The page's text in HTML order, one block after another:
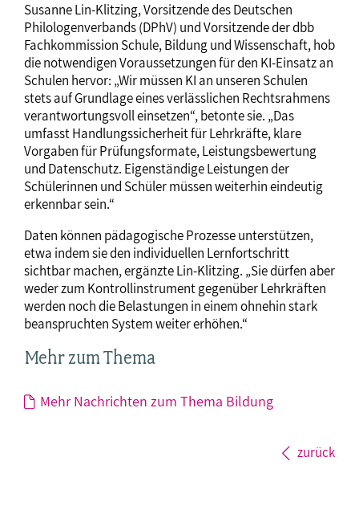
Susanne Lin-Klitzing, Vorsitzende des Deutschen
Philologenverbands (DPhV) und Vorsitzende der dbb
Fachkommission Schule, Bildung und Wissenschaft, hob
die notwendigen Voraussetzungen für den KI-Einsatz an
Schulen hervor: „Wir müssen KI an unseren Schulen
stets auf Grundlage eines verlässlichen Rechtsrahmens
verantwortungsvoll einsetzen“, betonte sie. „Das
umfasst Handlungssicherheit für Lehrkräfte, klare
Vorgaben für Prüfungsformate, Leistungsbewertung
und Datenschutz. Eigenständige Leistungen der
Schülerinnen und Schüler müssen weiterhin eindeutig
erkennbar sein.“
Daten können pädagogische Prozesse unterstützen,
etwa indem sie den individuellen Lernfortschritt
sichtbar machen, ergänzte Lin-Klitzing. „Sie dürfen aber
weder zum Kontrollinstrument gegenüber Lehrkräften
werden noch die Belastungen in einem ohnehin stark
beanspruchten System weiter erhöhen.“
Mehr zum Thema
Mehr Nachrichten zum Thema Bildung
zurück